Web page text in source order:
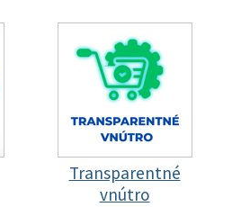
Transparentné
vnútro